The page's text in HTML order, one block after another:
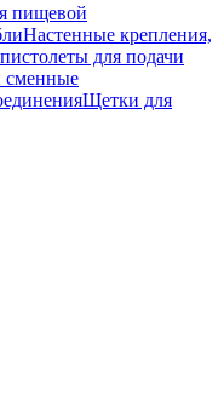
пищевой
Настенные крепления,
для подачи
Щетки для